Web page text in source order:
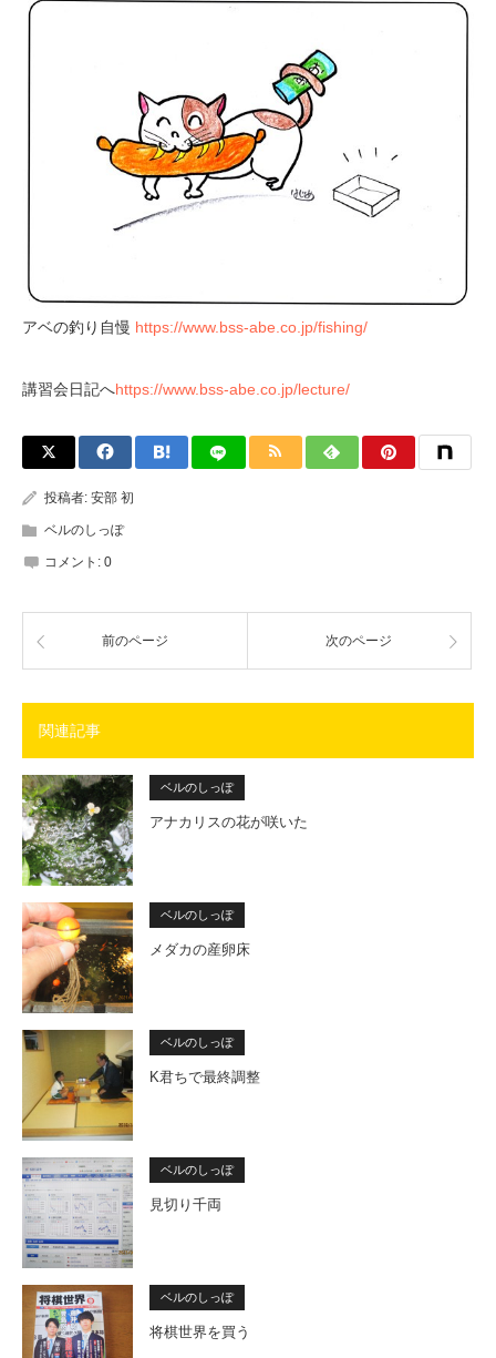
アベの釣り自慢 https://www.bss-abe.co.jp/fishing/
講習会日記へhttps://www.bss-abe.co.jp/lecture/
投稿者: 安部 初
ベルのしっぽ
コメント: 0
前のページ 次のページ
関連記事
ベルのしっぽ
アナカリスの花が咲いた
ベルのしっぽ
メダカの産卵床
ベルのしっぽ
K君ちで最終調整
ベルのしっぽ
見切り千両
ベルのしっぽ
将棋世界を買う